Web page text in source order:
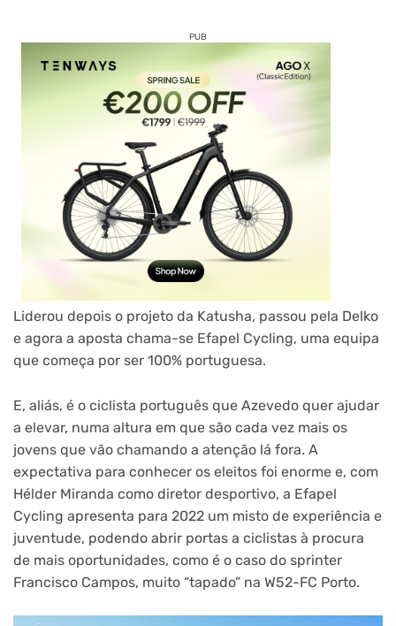
PUB
Liderou depois o projeto da Katusha, passou pela Delko
e agora a aposta chama-se Efapel Cycling, uma equipa
que começa por ser 100% portuguesa.
E, aliás, é o ciclista português que Azevedo quer ajudar
a elevar, numa altura em que são cada vez mais os
jovens que vão chamando a atenção lá fora. A
expectativa para conhecer os eleitos foi enorme e, com
Hélder Miranda como diretor desportivo, a Efapel
Cycling apresenta para 2022 um misto de experiência e
juventude, podendo abrir portas a ciclistas à procura
de mais oportunidades, como é o caso do sprinter
Francisco Campos, muito “tapado” na W52-FC Porto.